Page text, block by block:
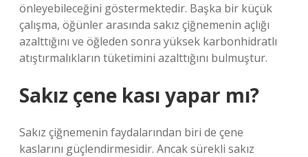
önleyebileceğini göstermektedir. Başka bir küçük
çalışma, öğünler arasında sakız çiğnemenin açlığı
azalttığını ve öğleden sonra yüksek karbonhidratlı
atıştırmalıkların tüketimini azalttığını bulmuştur.
Sakız çene kası yapar mı?
Sakız çiğnemenin faydalarından biri de çene
kaslarını güçlendirmesidir. Ancak sürekli sakız